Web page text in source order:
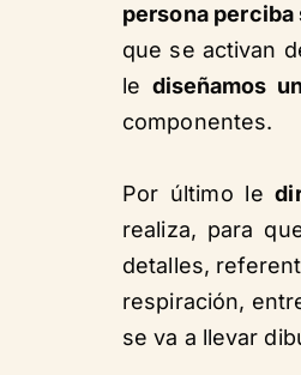
persona
que se activan
le diseñamos
componentes.
Por último le
realiza, para
detalles,
respiración,
se va a llevar